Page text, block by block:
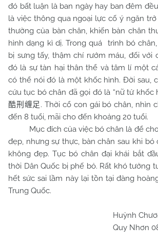
đó bất luận là ban ngày hay ban đêm
là việc thông qua ngoại lực cố ý ngăn
thường của bàn chân, khiến bàn chân
hình dạng kì dị. Trong quá trình bó
bị sưng tấy, thậm chí rướm máu, đối với
đó là sự tàn hại thân thể và tâm lí một
có thể nói đó là một khốc hình. Đời sau,
cứu tục bó chân đã gọi đó là “nữ tử khốc
酷刑缠足. Thời cổ con gái bó chân, nhìn
đến 8 tuổi, mãi cho đến khoảng 20 tuổi.
Mục đích của việc bó chân là để cho
đẹp, nhưng sự thực, bàn chân sau khi bó
không đẹp. Tục bó chân đại khái bắt
thời Dân Quốc bị phế bỏ. Rất khó tưởng
hết sức sai lầm này lại tồn tại đàng
Trung Quốc.
Huỳnh
Quy Nhơn